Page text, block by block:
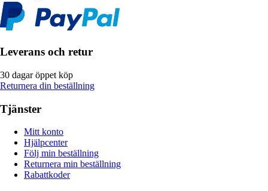
Leverans och retur
30 dagar öppet köp
Returnera din beställning
Tjänster
Mitt konto
Hjälpcenter
Följ min beställning
Returnera min beställning
Rabattkoder